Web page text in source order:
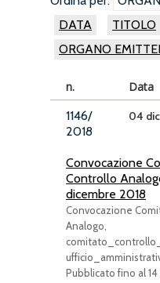
DATA
TITOLO
ORGANO
n. Data
1146/
2018
04
Convocazione
Controllo
dicembre 2018
Convocazione
Analogo,
Pubblicato fino al 14